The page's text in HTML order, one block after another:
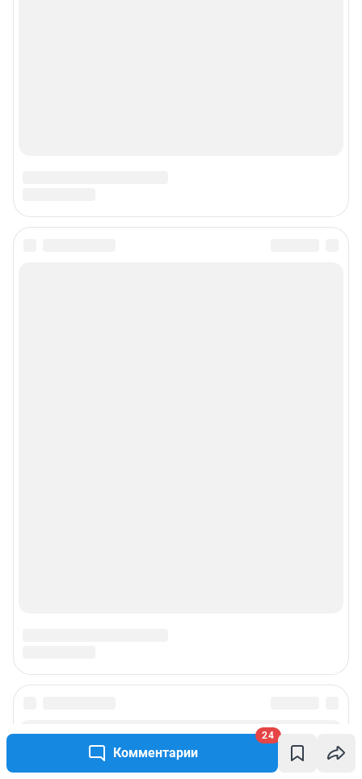
Комментарии
24